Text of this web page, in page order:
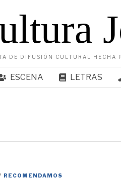
DE DIFUSIÓN CULTURAL HECHA
ESCENA LETRAS
RECOMENDAMOS